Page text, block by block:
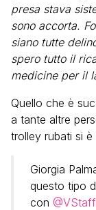
presa stava
sono accorta.
siano tutte
spero tutto il
medicine per il
Quello che è
a tante altre
trolley rubati si
Giorgia
questo tipo
con